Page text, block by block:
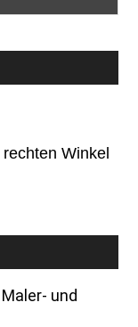
Winkel